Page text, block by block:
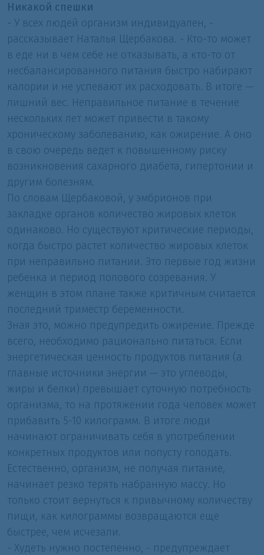
Никакой спешки
- У всех людей организм индивидуален, -
рассказывает Наталья Щербакова. - Кто-то может
в еде ни в чем себе не отказывать, а кто-то от
несбалансированного питания быстро набирают
калории и не успевают их расходовать. В итоге —
лишний вес. Неправильное питание в течение
нескольких лет может привести в такому
хроническому заболеванию, как ожирение. А оно
в свою очередь ведет к повышенному риску
возникновения сахарного диабета, гипертонии и
другим болезням.
По словам Щербаковой, у эмбрионов при
закладке органов количество жировых клеток
одинаково. Но существуют критические периоды,
когда быстро растет количество жировых клеток
при неправильно питании. Это первые год жизни
ребенка и период полового созревания. У
женщин в этом плане также критичным считается
последний триместр беременности.
Зная это, можно предупредить ожирение. Прежде
всего, необходимо рационально питаться. Если
энергетическая ценность продуктов питания (а
главные источники энергии — это углеводы,
жиры и белки) превышает суточную потребность
организма, то на протяжении года человек может
прибавить 5-10 килограмм. В итоге люди
начинают ограничивать себя в употреблении
конкретных продуктов или попусту голодать.
Естественно, организм, не получая питание,
начинает резко терять набранную массу. Но
только стоит вернуться к привычному количеству
пищи, как килограммы возвращаются еще
быстрее, чем исчезали.
- Худеть нужно постепенно, - предупреждает